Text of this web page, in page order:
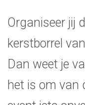
Organiseer jij
kerstborrel
Dan weet je
het is om van